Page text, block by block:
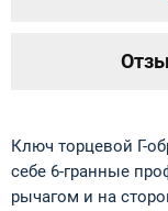
Ключ торцевой Г-
себе 6-гранные
рычагом и на